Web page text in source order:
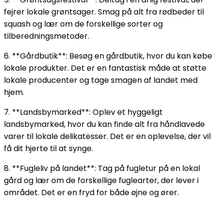
fejrer lokale grøntsager. Smag på alt fra rødbeder til
squash og lær om de forskellige sorter og
tilberedningsmetoder.
6. **Gårdbutik**: Besøg en gårdbutik, hvor du kan købe
lokale produkter. Det er en fantastisk måde at støtte
lokale producenter og tage smagen af landet med
hjem.
7. **Landsbymarked**: Oplev et hyggeligt
landsbymarked, hvor du kan finde alt fra håndlavede
varer til lokale delikatesser. Det er en oplevelse, der vil
få dit hjerte til at synge.
8. **Fugleliv på landet**: Tag på fugletur på en lokal
gård og lær om de forskellige fuglearter, der lever i
området. Det er en fryd for både øjne og ører.